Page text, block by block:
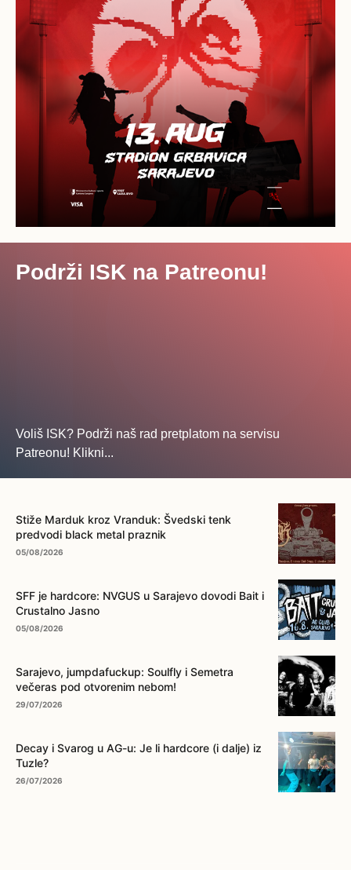
Podrži ISK na Patreonu!
Voliš ISK? Podrži naš rad pretplatom na servisu
Patreonu! Klikni...
Stiže Marduk kroz Vranduk: Švedski tenk
predvodi black metal praznik
05/08/2026
SFF je hardcore: NVGUS u Sarajevo dovodi Bait i
Crustalno Jasno
05/08/2026
Sarajevo, jumpdafuckup: Soulfly i Semetra
večeras pod otvorenim nebom!
29/07/2026
Decay i Svarog u AG-u: Je li hardcore (i dalje) iz
Tuzle?
26/07/2026